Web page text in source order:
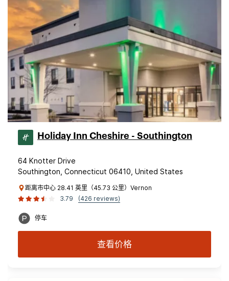
Holiday Inn Cheshire - Southington
64 Knotter Drive
Southington, Connecticut 06410, United States
距离市中心 28.41 英里（45.73 公里）Vernon
3.79
(426 reviews)
停车
查看价格